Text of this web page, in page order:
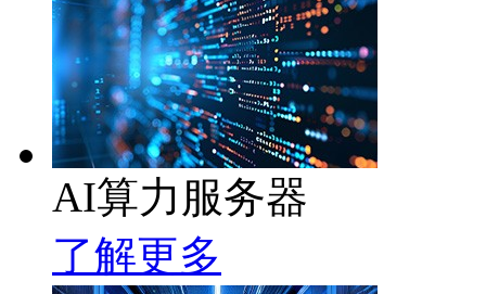
AI算力服务器
了解更多